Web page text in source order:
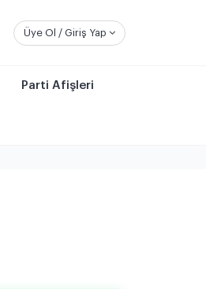
Üye Ol / Giriş Yap
Parti Afişleri